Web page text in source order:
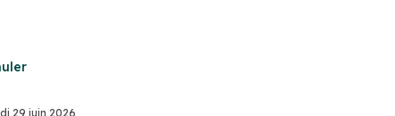
29 juin 2026